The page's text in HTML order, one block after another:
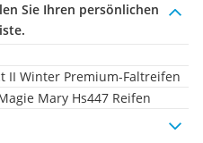
Sie Ihren persönlichen
II Winter Premium-Faltreifen
Mary Hs447 Reifen